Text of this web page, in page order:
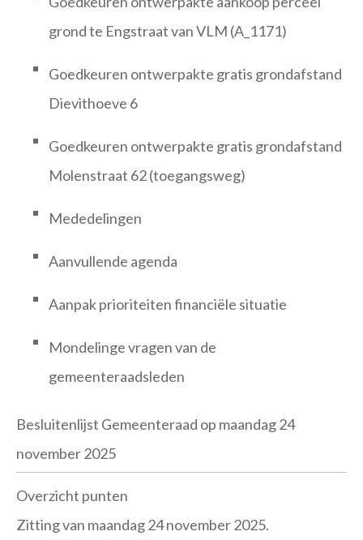
grond te Engstraat van VLM (A_1171)
Goedkeuren ontwerpakte gratis grondafstand
Dievithoeve 6
Goedkeuren ontwerpakte gratis grondafstand
Molenstraat 62 (toegangsweg)
Mededelingen
Aanvullende agenda
Aanpak prioriteiten financiële situatie
Mondelinge vragen van de
gemeenteraadsleden
Besluitenlijst Gemeenteraad op maandag 24
november 2025
Overzicht punten
Zitting van maandag 24 november 2025.